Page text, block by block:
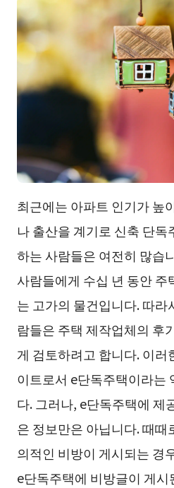
최근에는 아파트 인기가 높
나 출산을 계기로 신축 단독
하는 사람들은 여전히 많습
사람들에게 수십 년 동안
는 고가의 물건입니다. 따
람들은 주택 제작업체의 후
게 검토하려고 합니다. 이
이트로서 e단독주택이라는
다. 그러나, e단독주택에 제
은 정보만은 아닙니다. 때때
의적인 비방이 게시되는 경
e단독주택에 비방글이 게